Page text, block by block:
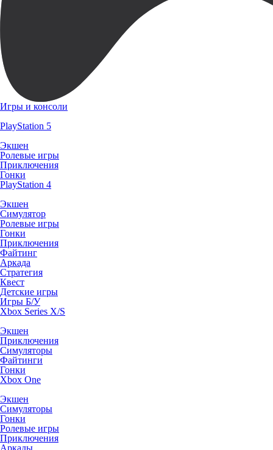
Игры и консоли
PlayStation 5
Экшен
Ролевые игры
Приключения
Гонки
PlayStation 4
Экшен
Симулятор
Ролевые игры
Гонки
Приключения
Файтинг
Аркада
Стратегия
Квест
Детские игры
Игры Б/У
Xbox Series X/S
Экшен
Приключения
Симуляторы
Файтинги
Гонки
Xbox One
Экшен
Симуляторы
Гонки
Ролевые игры
Приключения
Аркады